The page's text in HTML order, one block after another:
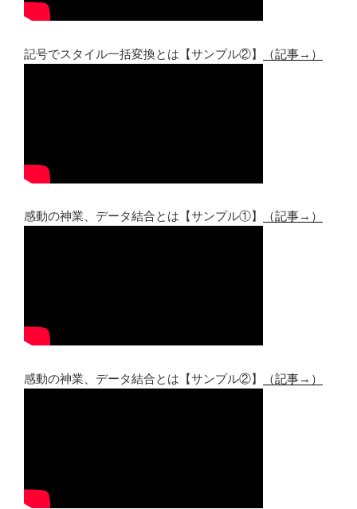
記号でスタイル一括変換とは【サンプル②】 （記事→）
感動の神業、データ結合とは【サンプル①】 （記事→）
感動の神業、データ結合とは【サンプル②】 （記事→）